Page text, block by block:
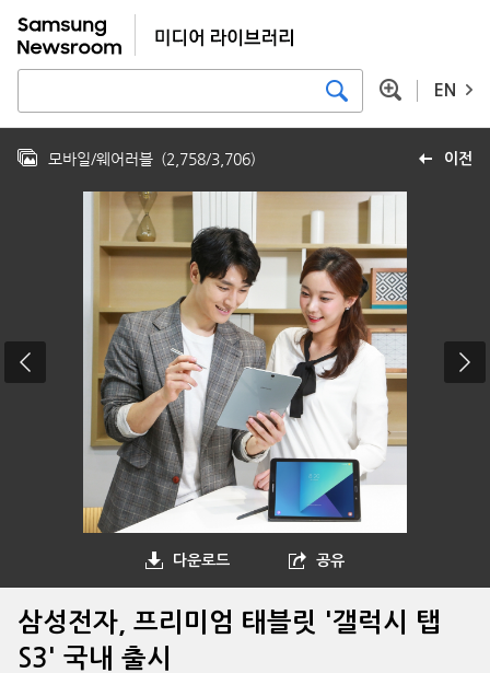
EN
이전
모바일/웨어러블 (2,758/3,706)
다운로드 공유
삼성전자, 프리미엄 태블릿 '갤럭시 탭
S3' 국내 출시